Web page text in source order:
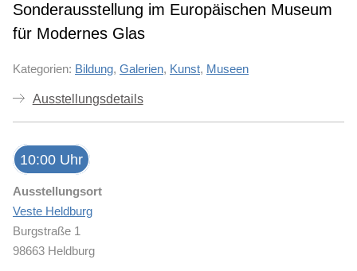
Sonderausstellung im Europäischen Museum
für Modernes Glas
Kategorien: Bildung, Galerien, Kunst, Museen
Ausstellungsdetails
10:00 Uhr
Ausstellungsort
Veste Heldburg
Burgstraße 1
98663 Heldburg